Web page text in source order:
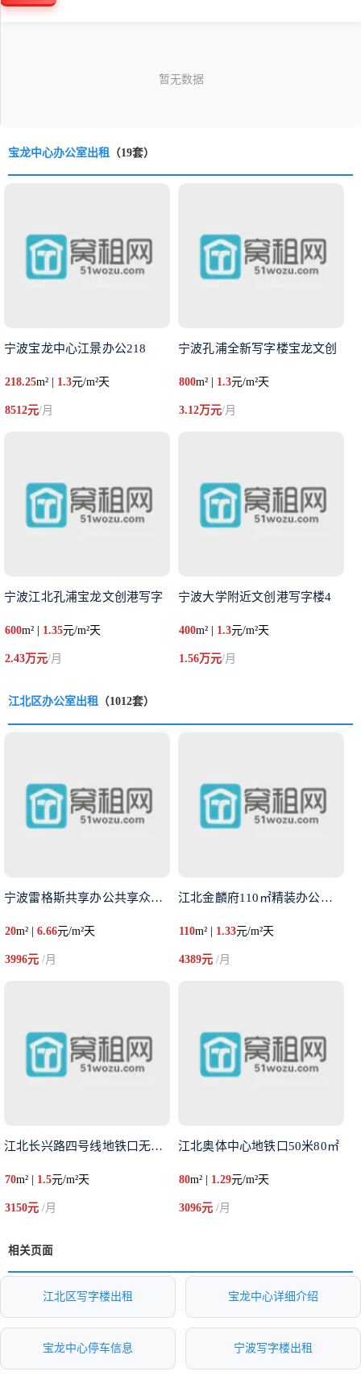
宝龙中心办公室出租 （19套）
宁波宝龙中心江景办公218
218.25m² | 1.3元/m²天
8512元/月
宁波孔浦全新写字楼宝龙文创
800m² | 1.3元/m²天
3.12万元/月
宁波江北孔浦宝龙文创港写字
600m² | 1.35元/m²天
2.43万元/月
宁波大学附近文创港写字楼4
400m² | 1.3元/m²天
1.56万元/月
江北区办公室出租 （1012套）
宁波雷格斯共享办公共享众创空间
20m² | 6.66元/m²天
3996元 /月
江北金麟府110㎡精装办公室特
110m² | 1.33元/m²天
4389元/月
江北长兴路四号线地铁口无缝衔接
70m² | 1.5元/m²天
3150元 /月
江北奥体中心地铁口50米80㎡
80m² | 1.29元/m²天
3096元/月
相关页面
江北区写字楼出租 宝龙中心详细介绍
宝龙中心停车信息 宁波写字楼出租